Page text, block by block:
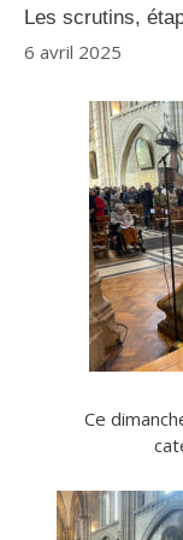
Les scrutins,
6 avril 2025
Ce